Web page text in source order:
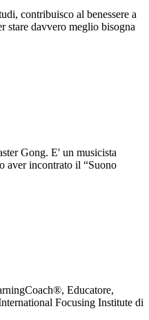
contribuisco al benessere a
stare davvero meglio bisogna
Gong. E' un musicista
aver incontrato il “Suono
Educatore,
Focusing Institute di